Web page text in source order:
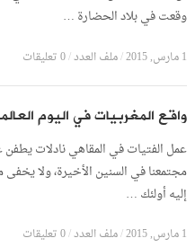
وقعت في بلاد الحضارة …
1 مارس, 2015 /ملف العدد/0 تعليقات
واقع المغربيات في اليوم
عمل الفتيات في المقاهي نادلات يطفن
مجتمعنا في السنين الأخيرة، ولا
إليه أولئك …
1 مارس, 2015 /ملف العدد/0 تعليقات